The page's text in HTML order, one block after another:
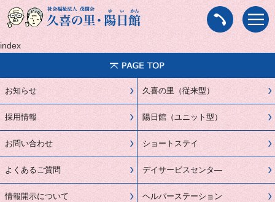
index
お知らせ
採用情報
お問い合わせ
よくあるご質問
情報開示について
久喜の里（従来型）
陽日館（ユニット型）
ショートステイ
デイサービスセンタ―
ヘルパーステーション